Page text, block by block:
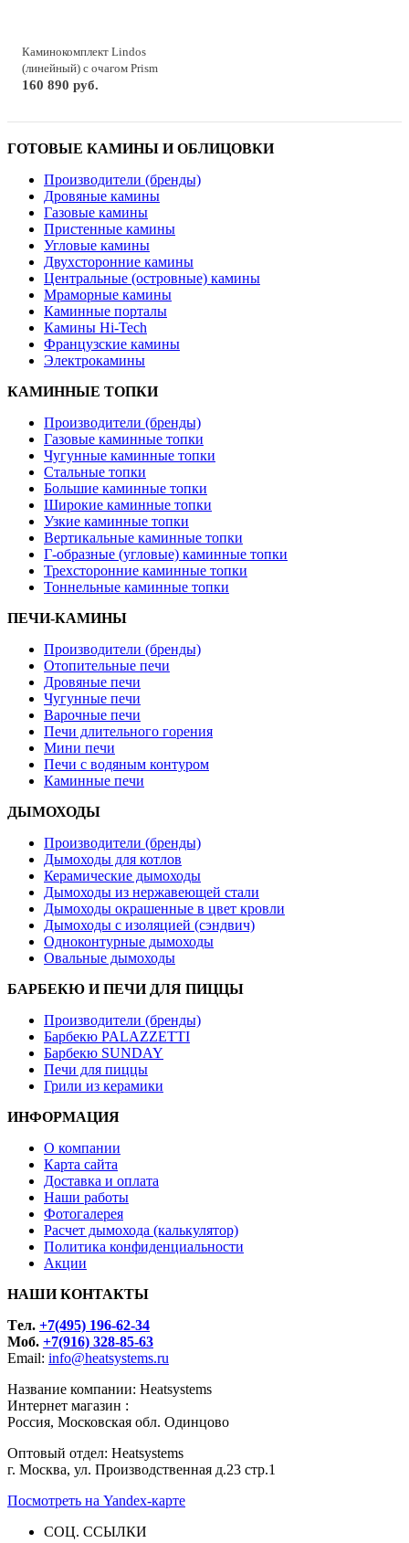
Каминокомплект Lindos
(линейный) с очагом Prism
BLF5051
160 890 руб.
ГОТОВЫЕ КАМИНЫ И ОБЛИЦОВКИ
Производители (бренды)
Дровяные камины
Газовые камины
Пристенные камины
Угловые камины
Двухсторонние камины
Центральные (островные) камины
Мраморные камины
Каминные порталы
Камины Hi-Tech
Французские камины
Электрокамины
КАМИННЫЕ ТОПКИ
Производители (бренды)
Газовые каминные топки
Чугунные каминные топки
Стальные топки
Большие каминные топки
Широкие каминные топки
Узкие каминные топки
Вертикальные каминные топки
Г-образные (угловые) каминные топки
Трехсторонние каминные топки
Тоннельные каминные топки
ПЕЧИ-КАМИНЫ
Производители (бренды)
Отопительные печи
Дровяные печи
Чугунные печи
Варочные печи
Печи длительного горения
Мини печи
Печи с водяным контуром
Каминные печи
ДЫМОХОДЫ
Производители (бренды)
Дымоходы для котлов
Керамические дымоходы
Дымоходы из нержавеющей стали
Дымоходы окрашенные в цвет кровли
Дымоходы с изоляцией (сэндвич)
Одноконтурные дымоходы
Овальные дымоходы
БАРБЕКЮ И ПЕЧИ ДЛЯ ПИЦЦЫ
Производители (бренды)
Барбекю PALAZZETTI
Барбекю SUNDAY
Печи для пиццы
Грили из керамики
ИНФОРМАЦИЯ
О компании
Карта сайта
Доставка и оплата
Наши работы
Фотогалерея
Расчет дымохода (калькулятор)
Политика конфиденциальности
Акции
НАШИ КОНТАКТЫ
Tел. +7(495) 196-62-34
Моб. +7(916) 328-85-63
Email: info@heatsystems.ru
Название компании: Heatsystems
Интернет магазин :
Россия, Московская обл. Одинцово
Оптовый отдел: Heatsystems
г. Москва, ул. Производственная д.23 стр.1
Посмотреть на Yandex-карте
СОЦ. ССЫЛКИ